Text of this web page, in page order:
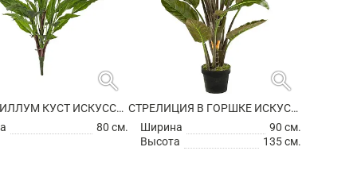
search
СПАТИФИЛЛУМ КУСТ ИСКУССТВЕННЫЙ
80 см.
search
СТРЕЛИЦИЯ В ГОРШКЕ ИСКУССТВЕННАЯ
Ширина
90 см.
Высота
135 см.